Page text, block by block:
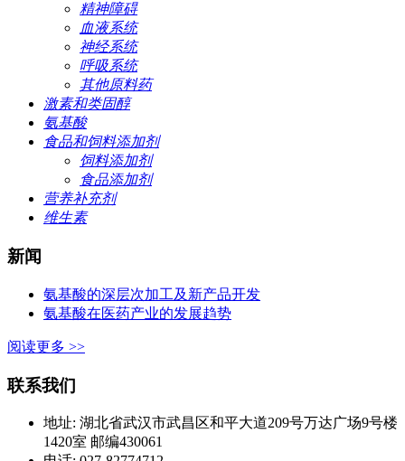
精神障碍
血液系统
神经系统
呼吸系统
其他原料药
激素和类固醇
氨基酸
食品和饲料添加剂
饲料添加剂
食品添加剂
营养补充剂
维生素
新闻
氨基酸的深层次加工及新产品开发
氨基酸在医药产业的发展趋势
阅读更多 >>
联系我们
地址: 湖北省武汉市武昌区和平大道209号万达广场9号楼
1420室 邮编430061